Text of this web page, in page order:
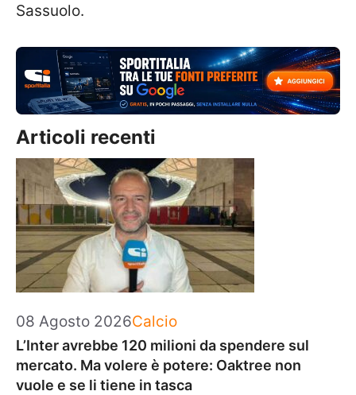
Sassuolo.
Articoli recenti
08 Agosto 2026Categorie
Calcio
L’Inter avrebbe 120 milioni da spendere sul
mercato. Ma volere è potere: Oaktree non
vuole e se li tiene in tasca